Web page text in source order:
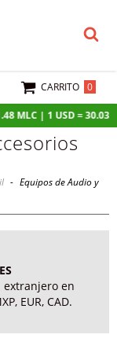
MLC | 1 USD = 30.03
CARRITO 0
- Equipos de Audio y
extranjero en
EUR, CAD.